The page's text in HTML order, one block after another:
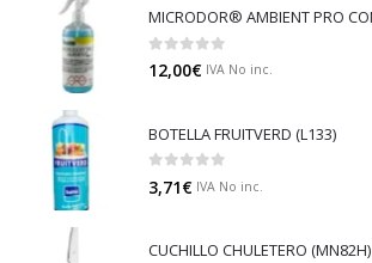
0 out of 5
12,00€ IVA No inc.
BOTELLA FRUITVERD (L133)
0 out of 5
3,71€ IVA No inc.
CUCHILLO CHULETERO (MN82H)